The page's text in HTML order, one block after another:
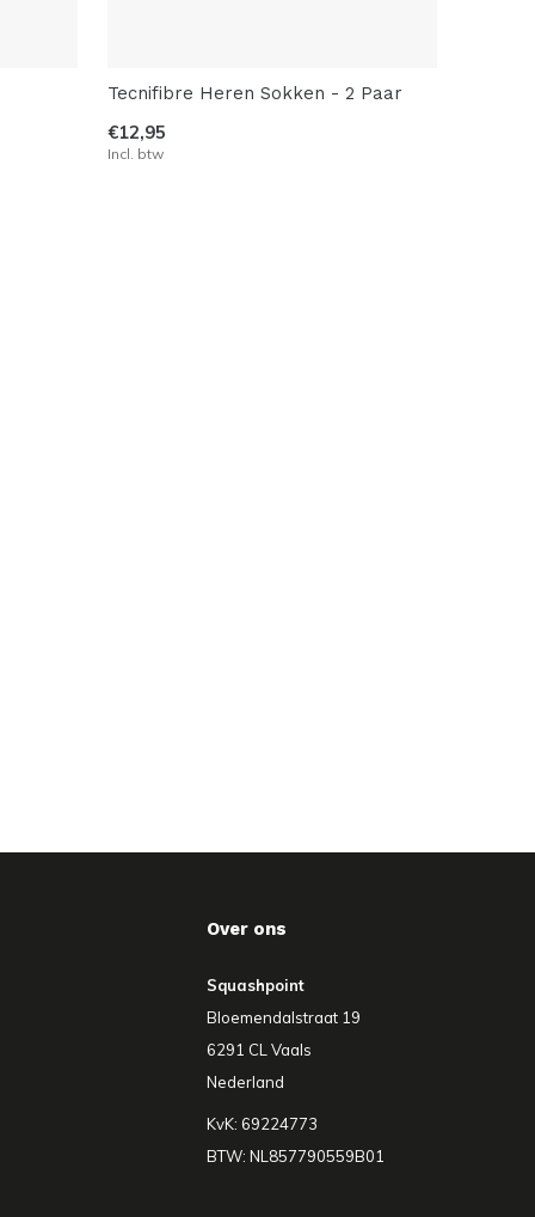
Tecnifibre Heren Sokken - 2 Paar
€12,95
Incl. btw
Over ons
Squashpoint
Bloemendalstraat 19
6291 CL Vaals
Nederland
KvK: 69224773
BTW: NL857790559B01